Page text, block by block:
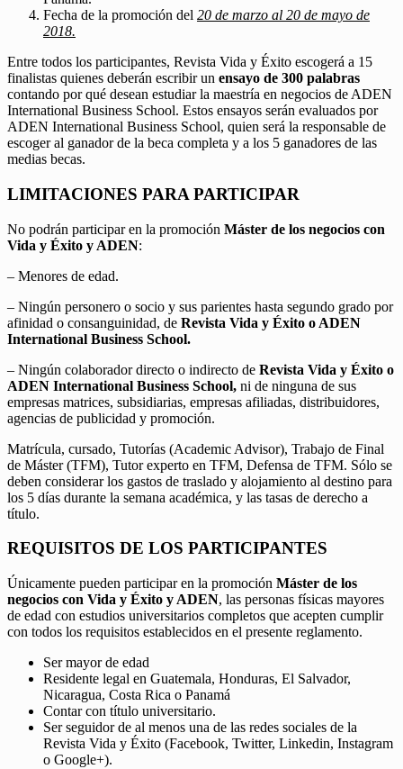
Fecha de la promoción del 20 de marzo al 20 de mayo de
2018.
Entre todos los participantes, Revista Vida y Éxito escogerá a 15
finalistas quienes deberán escribir un ensayo de 300 palabras
contando por qué desean estudiar la maestría en negocios de ADEN
International Business School. Estos ensayos serán evaluados por
ADEN International Business School, quien será la responsable de
escoger al ganador de la beca completa y a los 5 ganadores de las
medias becas.
LIMITACIONES PARA PARTICIPAR
No podrán participar en la promoción Máster de los negocios con
Vida y Éxito y ADEN:
– Menores de edad.
– Ningún personero o socio y sus parientes hasta segundo grado por
afinidad o consanguinidad, de Revista Vida y Éxito o ADEN
International Business School.
– Ningún colaborador directo o indirecto de Revista Vida y Éxito o
ADEN International Business School, ni de ninguna de sus
empresas matrices, subsidiarias, empresas afiliadas, distribuidores,
agencias de publicidad y promoción.
Matrícula, cursado, Tutorías (Academic Advisor), Trabajo de Final
de Máster (TFM), Tutor experto en TFM, Defensa de TFM. Sólo se
deben considerar los gastos de traslado y alojamiento al destino para
los 5 días durante la semana académica, y las tasas de derecho a
título.
REQUISITOS DE LOS PARTICIPANTES
Únicamente pueden participar en la promoción Máster de los
negocios con Vida y Éxito y ADEN, las personas físicas mayores
de edad con estudios universitarios completos que acepten cumplir
con todos los requisitos establecidos en el presente reglamento.
Ser mayor de edad
Residente legal en Guatemala, Honduras, El Salvador,
Nicaragua, Costa Rica o Panamá
Contar con título universitario.
Ser seguidor de al menos una de las redes sociales de la
Revista Vida y Éxito (Facebook, Twitter, Linkedin, Instagram
o Google+).